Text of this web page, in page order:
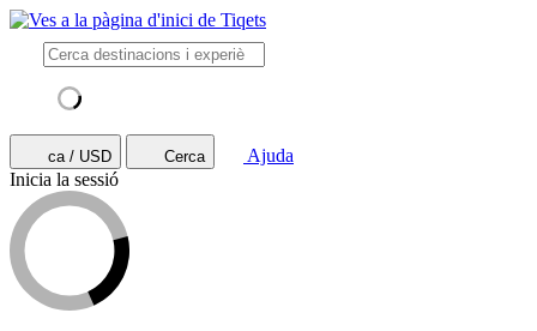
ca / USD Cerca
Ajuda
Inicia la sessió